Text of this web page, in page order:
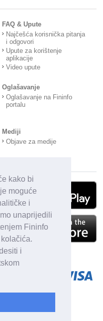
kako bi
moguće
i
unaprijedili
Fininfo
i
FAQ & Upute
Najčešća korisnička pitanja
i odgovori
Upute za korištenje
aplikacije
Video upute
Oglašavanje
Oglašavanje na Fininfo
portalu
Mediji
Objave za medije